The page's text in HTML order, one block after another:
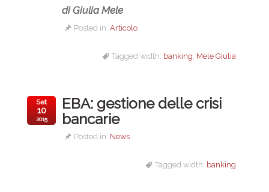
di Giulia Mele
Posted in: Articolo
Tagged width: banking Mele Giulia
EBA: gestione delle crisi
bancarie
Posted in: News
Set
10
2015
Tagged width: banking